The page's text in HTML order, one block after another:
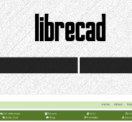
librecad